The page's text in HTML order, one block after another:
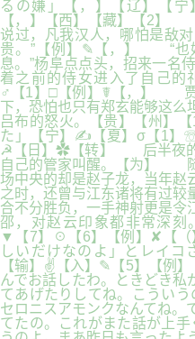
るの嫌」【，】【辽】【
【，】【西】【藏】【2】
说过，凡我汉人，哪怕是敌
贵。”【例】✎【，】 “也
息。”杨阜点点头，招来一名
着之前的侍女进入了自己的
♂【1】□【例】☤【，】 贾
下，恐怕也只有郑玄能够这么
吕布的怒火。【贵】【州】
た」【宁】✍【夏】σ【1】
☭【日】✿【转】 后半夜的
自己的管家叫醒。【为】
场中央的却是赵子龙，当年赵
之时，还曾与江东诸将有过较
合不分胜负，一手神射更是令
邵，对赵云印象都非常深刻
▼【7】☉【6】【例】✘【（
しいだけなのよ」とレイコ
【输】✌【入】✎【5】【例
んでお話したわ。ときどき私
てあげたりしてね。こうい
セロニスアモンクなんてね。
てたの。これがまた話が上